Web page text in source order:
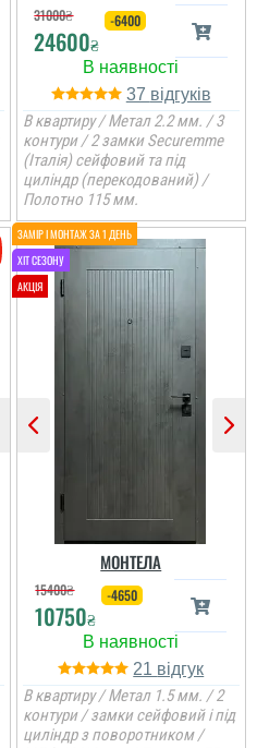
31000₴
24600₴
-6400
37
В квартиру / Метал 2.2 мм. / 3
контури / 2 замки Securemme
(Італія) сейфовий та під
циліндр (перекодований) /
Полотно 115 мм.
МОНТЕЛА
15400₴
10750₴
-4650
21
В квартиру / Метал 1.5 мм. / 2
контури / замки сейфовий і під
циліндр з поворотником /